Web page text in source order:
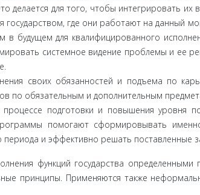
делается для того, чтобы интегрировать их
государством, где они работают на данный
в будущем для квалифи­цированного
системное виде­ние проблемы и ее
своих обязан­ностей и подъема по
по обязательным и допол­нительным
подготовки и повышения уровня
помогают сфор­мировывать
периода и эффективно решать поставленные
функций государства
принципы. Применяются также